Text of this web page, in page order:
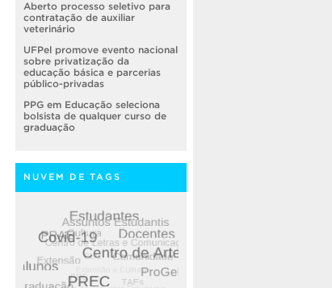
Aberto processo seletivo para
contratação de auxiliar
veterinário
UFPel promove evento nacional
sobre privatização da
educação básica e parcerias
público-privadas
PPG em Educação seleciona
bolsista de qualquer curso de
graduação
NUVEM DE TAGS